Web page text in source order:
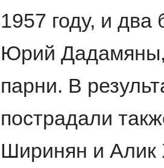
1957 году, и
Юрий
парни. В
пострадали
Ширинян и Алик